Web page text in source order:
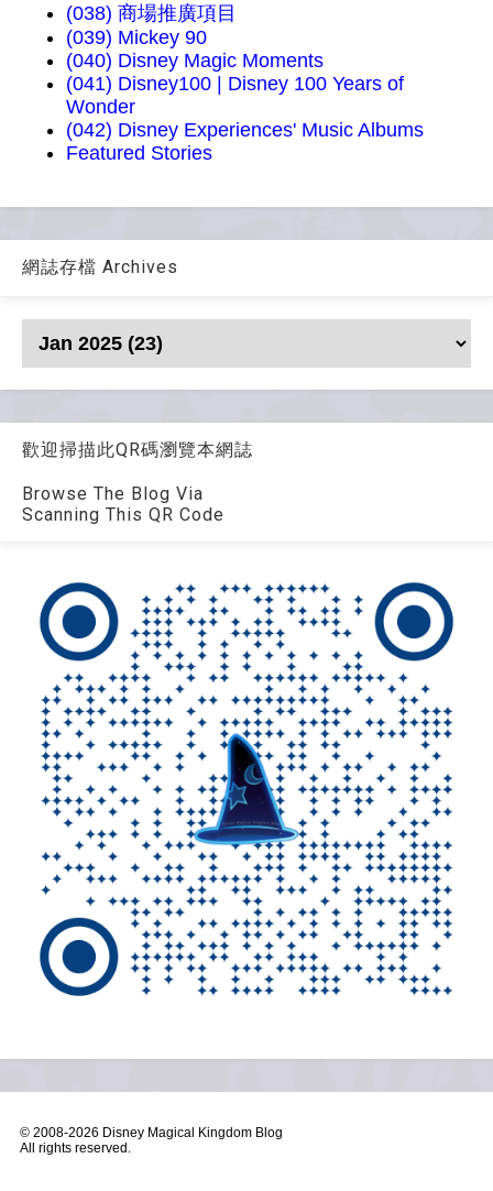
(038) 商場推廣項目
(039) Mickey 90
(040) Disney Magic Moments
(041) Disney100 | Disney 100 Years of
Wonder
(042) Disney Experiences' Music Albums
Featured Stories
網誌存檔 Archives
歡迎掃描此QR碼瀏覽本網誌
Browse The Blog Via
Scanning This QR Code
© 2008-2026 Disney Magical Kingdom Blog
All rights reserved.